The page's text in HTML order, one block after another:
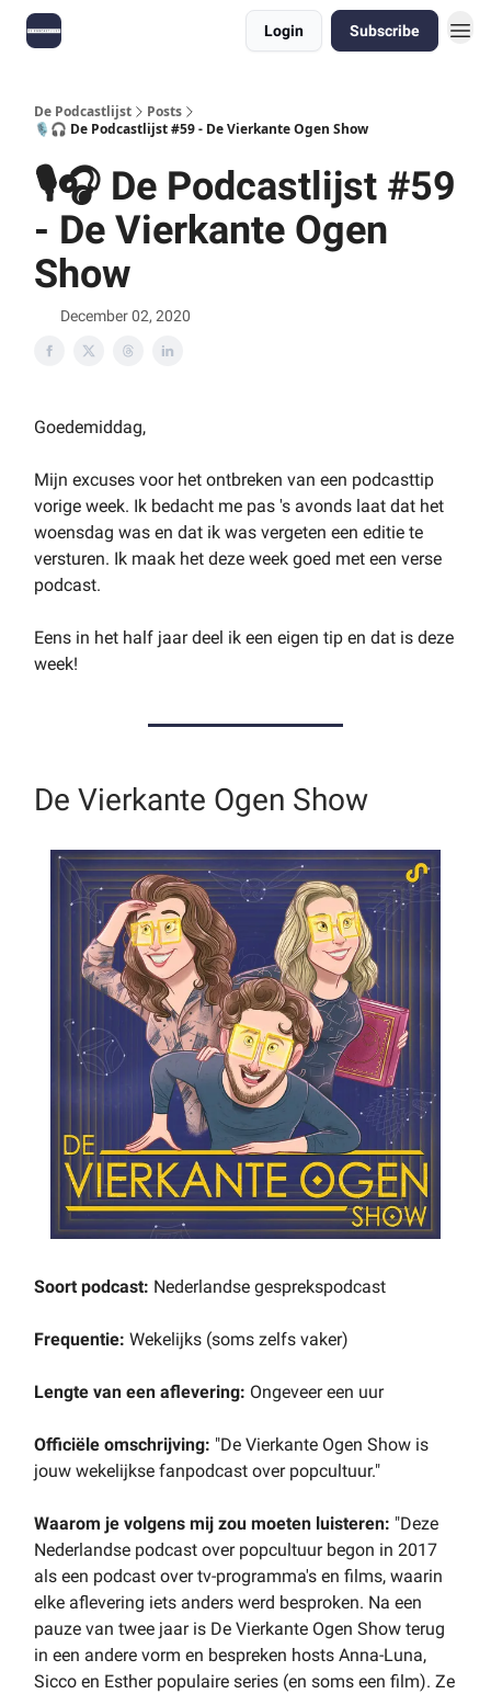
Login Subscribe
De Podcastlijst
Posts
🎙🎧 De Podcastlijst #59 - De Vierkante Ogen Show
🎙🎧 De Podcastlijst #59
- De Vierkante Ogen
Show
December 02, 2020
Goedemiddag,
Mijn excuses voor het ontbreken van een podcasttip
vorige week. Ik bedacht me pas 's avonds laat dat het
woensdag was en dat ik was vergeten een editie te
versturen. Ik maak het deze week goed met een verse
podcast.
Eens in het half jaar deel ik een eigen tip en dat is deze
week!
De Vierkante Ogen Show
Soort podcast: Nederlandse gesprekspodcast
Frequentie: Wekelijks (soms zelfs vaker)
Lengte van een aflevering: Ongeveer een uur
Officiële omschrijving: "De Vierkante Ogen Show is
jouw wekelijkse fanpodcast over popcultuur."
Waarom je volgens mij zou moeten luisteren: "Deze
Nederlandse podcast over popcultuur begon in 2017
als een podcast over tv-programma's en films, waarin
elke aflevering iets anders werd besproken. Na een
pauze van twee jaar is De Vierkante Ogen Show terug
in een andere vorm en bespreken hosts Anna-Luna,
Sicco en Esther populaire series (en soms een film). Ze